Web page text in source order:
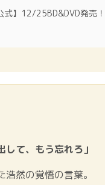
】12/25BD&DVD発売！
して、もう忘れろ」
然の覚悟の言葉。